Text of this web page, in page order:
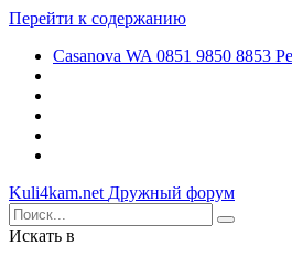
Перейти к содержанию
Casanova WA 0851 9850 8853
Kuli4kam.net Дружный форум
Искать в